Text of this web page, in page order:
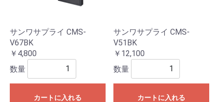
サンワサプライ CMS-
V67BK
￥4,800
数量
カートに入れる
サンワサプライ CMS-
V51BK
￥12,100
数量
カートに入れる